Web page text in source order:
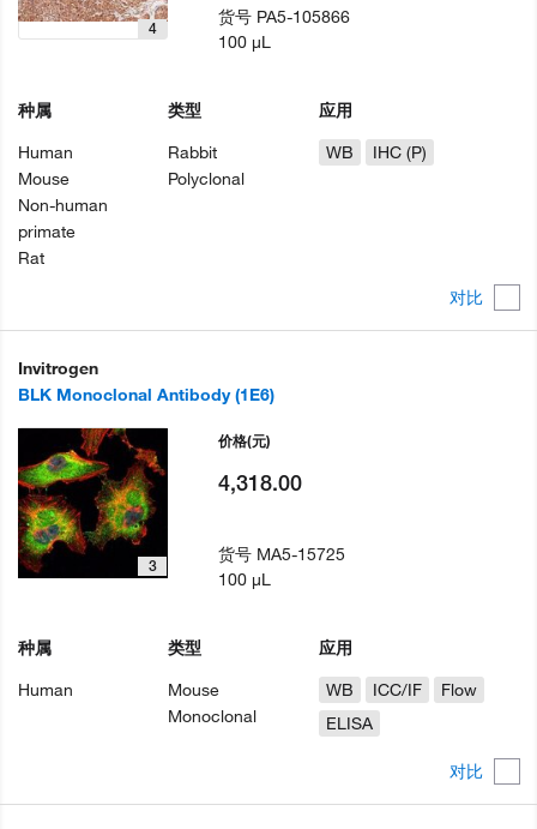
对比
4
种属
Human
Mouse
Non-human
primate
Rat
类型
Rabbit
Polyclonal
应用
WB
IHC (P)
货号 PA5-105866
100 µL
Invitrogen
BLK Monoclonal Antibody (1E6)
对比
3
种属
Human
类型
Mouse
Monoclonal
应用
WB
ICC/IF
Flow
ELISA
价格(元)
4,318.00
货号 MA5-15725
100 µL